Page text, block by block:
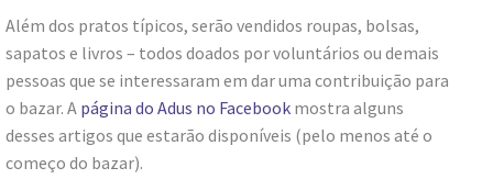
Além dos pratos típicos, serão vendidos roupas, bolsas,
sapatos e livros – todos doados por voluntários ou demais
pessoas que se interessaram em dar uma contribuição para
o bazar. A página do Adus no Facebook mostra alguns
desses artigos que estarão disponíveis (pelo menos até o
começo do bazar).